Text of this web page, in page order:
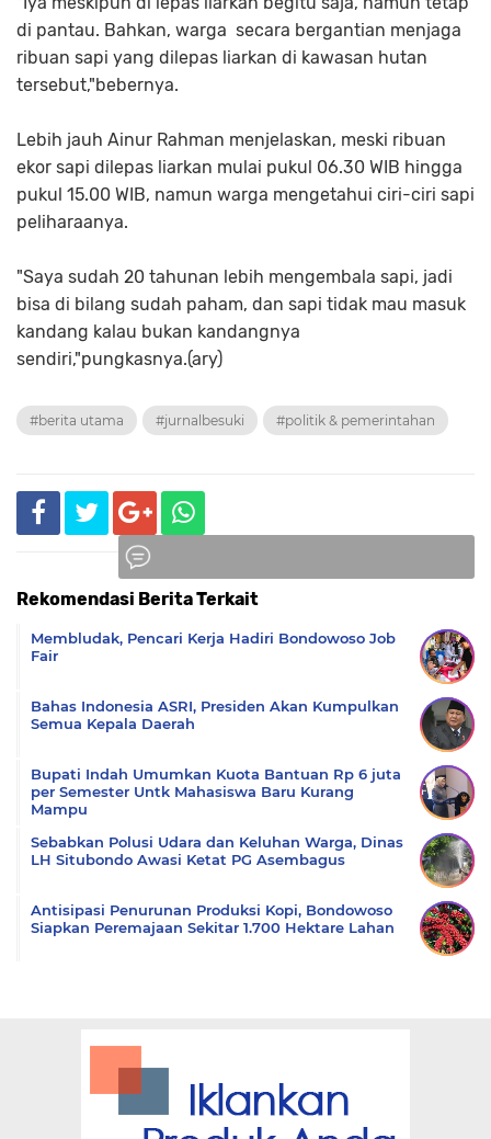
di pantau. Bahkan, warga secara bergantian menjaga
ribuan sapi yang dilepas liarkan di kawasan hutan
tersebut,"bebernya.
Lebih jauh Ainur Rahman menjelaskan, meski ribuan
ekor sapi dilepas liarkan mulai pukul 06.30 WIB hingga
pukul 15.00 WIB, namun warga mengetahui ciri-ciri sapi
peliharaanya.
"Saya sudah 20 tahunan lebih mengembala sapi, jadi
bisa di bilang sudah paham, dan sapi tidak mau masuk
kandang kalau bukan kandangnya
sendiri,"pungkasnya.(ary)
#berita utama #jurnalbesuki #politik & pemerintahan
Rekomendasi Berita Terkait
Membludak, Pencari Kerja Hadiri Bondowoso Job
Fair
Bahas Indonesia ASRI, Presiden Akan Kumpulkan
Semua Kepala Daerah
Bupati Indah Umumkan Kuota Bantuan Rp 6 juta
per Semester Untk Mahasiswa Baru Kurang
Mampu
Sebabkan Polusi Udara dan Keluhan Warga, Dinas
LH Situbondo Awasi Ketat PG Asembagus
Antisipasi Penurunan Produksi Kopi, Bondowoso
Siapkan Peremajaan Sekitar 1.700 Hektare Lahan